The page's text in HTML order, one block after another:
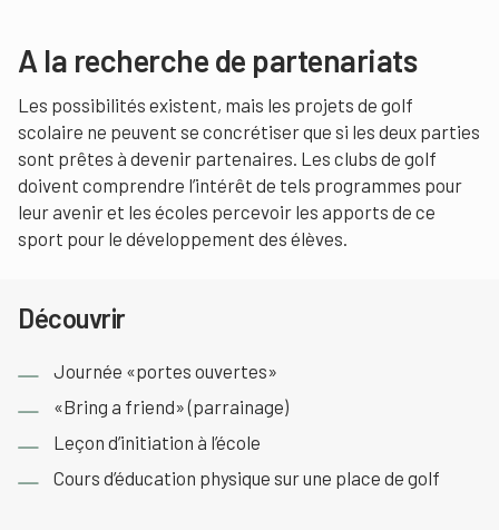
A la recherche de partenariats
Les possibilités existent, mais les projets de golf
scolaire ne peuvent se concrétiser que si les deux parties
sont prêtes à devenir partenaires. Les clubs de golf
doivent comprendre l’intérêt de tels programmes pour
leur avenir et les écoles percevoir les apports de ce
sport pour le développement des élèves.
Découvrir
Journée «portes ouvertes»
«Bring a friend» (parrainage)
Leçon d’initiation à l’école
Cours d’éducation physique sur une place de golf